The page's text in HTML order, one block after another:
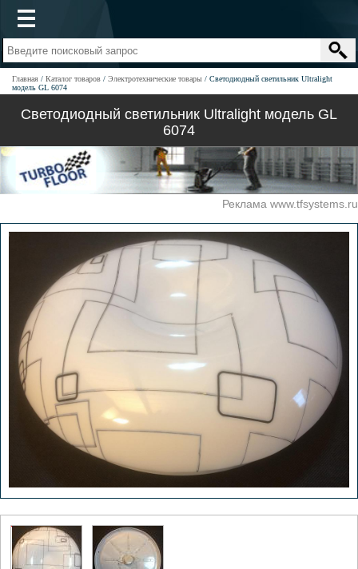
Главная Каталог товаров Электротехнические товары
Светодиодный светильник Ultralight
модель GL 6074
Светодиодный светильник Ultralight модель GL
6074
Реклама www.tfsystems.ru